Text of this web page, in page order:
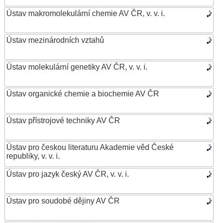
Ústav makromolekulární chemie AV ČR, v. v. i.
Ústav mezinárodních vztahů
Ústav molekulární genetiky AV ČR, v. v. i.
Ústav organické chemie a biochemie AV ČR
Ústav přístrojové techniky AV ČR
Ústav pro českou literaturu Akademie věd České
republiky, v. v. i.
Ústav pro jazyk český AV ČR, v. v. i.
Ústav pro soudobé dějiny AV ČR